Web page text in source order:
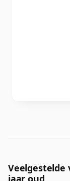
Veelgestelde
jaar oud